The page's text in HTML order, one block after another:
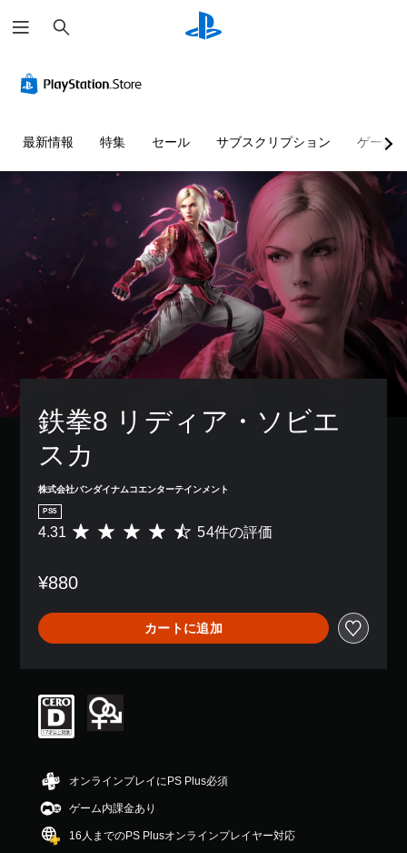
索
最新情報 特集 セール サブスクリプション ゲーム
鉄拳8 リディア・ソビエ
スカ
株式会社バンダイナムコエンターテインメント
PS5
評
は
4
、
平
価
は
5
中
4
4.31 54件の評価
¥880
カートに追加
オンラインプレイにPS Plus必須
ゲーム内課金あり
16人までのPS Plusオンラインプレイヤー対応